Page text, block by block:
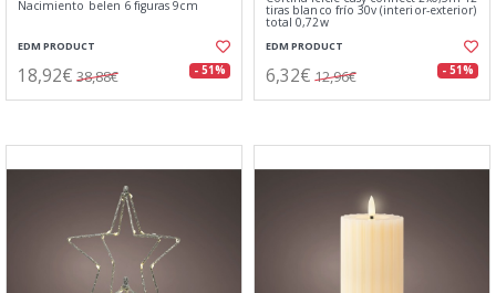
Nacimiento belen 6 figuras 9cm
EDM PRODUCT
18,92€ 38,88€ - 51%
tiras blanco frío 30v (interior-exterior)
total 0,72w
EDM PRODUCT
6,32€ 12,96€ - 51%